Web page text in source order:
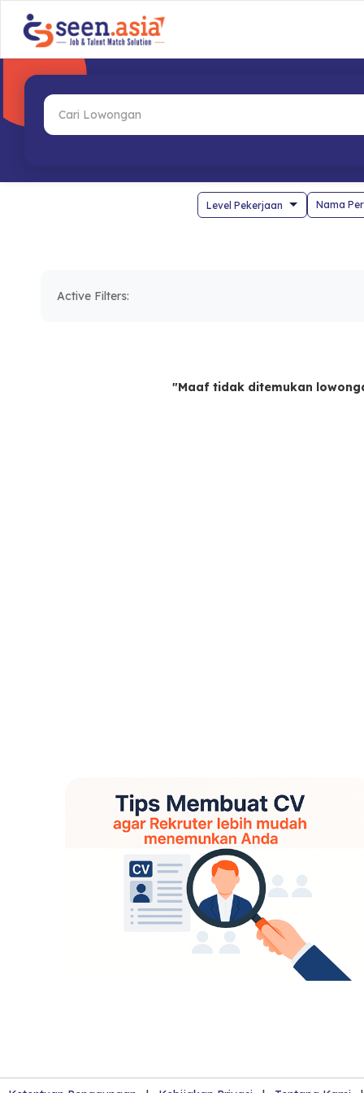
Nama
Active Filters:
"Maaf tidak ditemukan